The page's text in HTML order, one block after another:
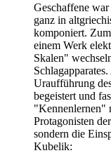
Geschaffene
ganz in
komponiert.
einem Werk
Skalen"
Uraufführung
begeistert und
"Kennenlernen"
Protagonisten
sondern die
Kubelik: